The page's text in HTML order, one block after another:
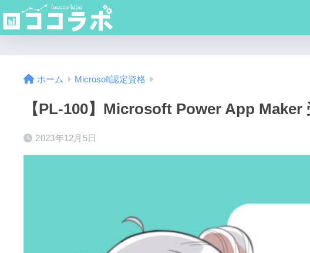
ホーム Microsoft認定資格
【PL-100】Microsoft Power App Maker
2023年12月5日